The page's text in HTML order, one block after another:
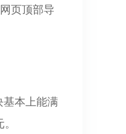
页顶部导
本上能满